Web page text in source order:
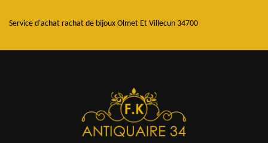
Service d'achat rachat de bijoux Olmet Et Villecun 34700